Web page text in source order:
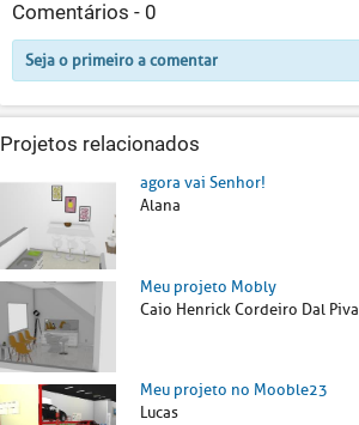
Comentários - 0
Seja o primeiro a comentar
Projetos relacionados
agora vai Senhor!
Alana
Meu projeto Mobly
Caio Henrick Cordeiro Dal Piva
Meu projeto no Mooble23
Lucas